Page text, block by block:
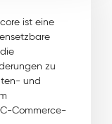
ist eine
zu
und
Commerce-